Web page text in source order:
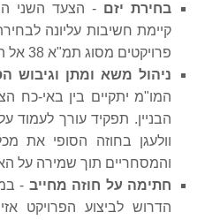
בחירת יזם - הצעד השני
קיימת חשיבות עליונה
פרויקטים מסוג תמ"א 38 אל הפועל.
ניהול משא ומתן וגיבוש
המו"מ יתקיים בין באי-כח
הבניין. תפקיד עורך לעמוד
וולעגן בחוזה הסופי את
והמסחריים תוך שמירה על
חתימה על חוזה מחייב -
הדרוש לביצוע הפרויקט